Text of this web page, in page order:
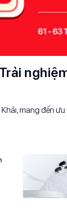
mang đến